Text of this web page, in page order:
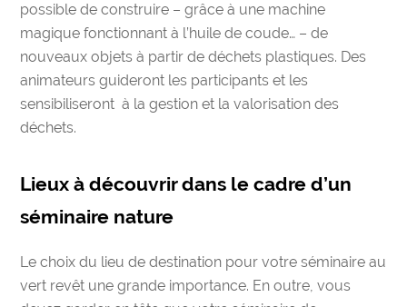
possible de construire –grâce à une machine
magique fonctionnant à l’huile de coude… – de
nouveaux objets à partir de déchets plastiques. Des
animateurs guideront les participants et les
sensibiliseront à la gestion et la valorisation des
déchets.
Lieux à découvrir dans le cadre d’un
séminaire nature
Le choix du lieu de destination pour votreséminaire au
vert revêt une grande importance. En outre, vous